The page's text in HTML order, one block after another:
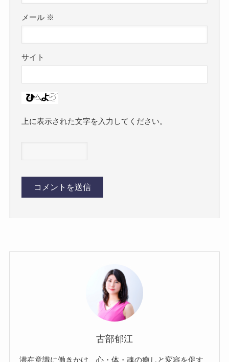
メール ※
サイト
上に表示された文字を入力してください。
古部郁江
潜在意識に働きかけ、心・体・魂の癒しと変容を促す